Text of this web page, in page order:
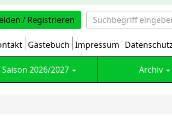
/ Registrieren
Gästebuch Impressum
Saison 2026/2027 Archiv